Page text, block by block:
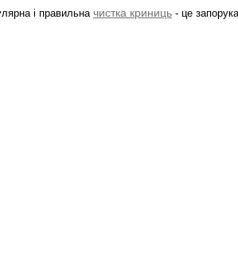
і правильна чистка криниць - це